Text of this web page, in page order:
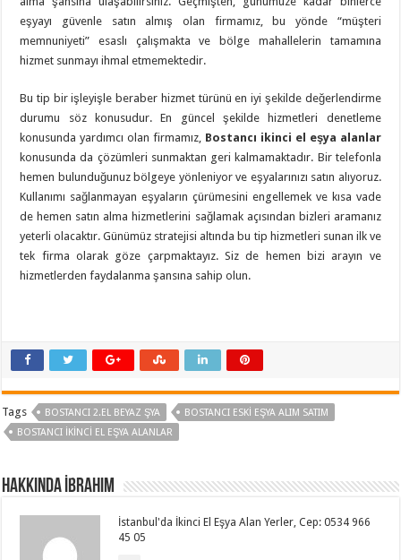
eşyayı güvenle satın almış olan firmamız, bu yönde “müşteri
memnuniyeti” esaslı çalışmakta ve bölge mahallelerin tamamına
hizmet sunmayı ihmal etmemektedir.
Bu tip bir işleyişle beraber hizmet türünü en iyi şekilde değerlendirme
durumu söz konusudur. En güncel şekilde hizmetleri denetleme
konusunda yardımcı olan firmamız, Bostancı ikinci el eşya alanlar
konusunda da çözümleri sunmaktan geri kalmamaktadır. Bir telefonla
hemen bulunduğunuz bölgeye yönleniyor ve eşyalarınızı satın alıyoruz.
Kullanımı sağlanmayan eşyaların çürümesini engellemek ve kısa vade
de hemen satın alma hizmetlerini sağlamak açısından bizleri aramanız
yeterli olacaktır. Günümüz stratejisi altında bu tip hizmetleri sunan ilk ve
tek firma olarak göze çarpmaktayız. Siz de hemen bizi arayın ve
hizmetlerden faydalanma şansına sahip olun.
Tags BOSTANCI 2.EL BEYAZ ŞYA
BOSTANCI ESKI EŞYA ALIM SATIM
BOSTANCI İKINCI EL EŞYA ALANLAR
Hakkında İbrahim
İstanbul'da İkinci El Eşya Alan Yerler, Cep: 0534 966
45 05